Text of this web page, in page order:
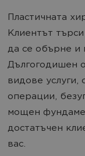
Пластичната
Клиентът
да се обърне и
Дългогодишен
видове услуги,
операции,
мощен
достатъчен
вас.